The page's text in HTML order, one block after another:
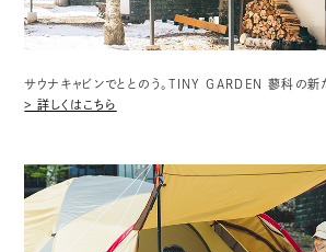
サウナキャビンでととのう。TINY GARDEN 蓼科の新
> 詳しくはこちら